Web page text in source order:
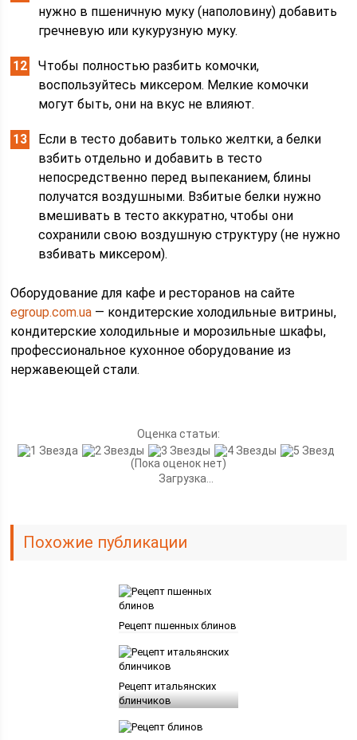
нужно в пшеничную муку (наполовину) добавить
гречневую или кукурузную муку.
Чтобы полностью разбить комочки,
воспользуйтесь миксером. Мелкие комочки
могут быть, они на вкус не влияют.
Если в тесто добавить только желтки, а белки
взбить отдельно и добавить в тесто
непосредственно перед выпеканием, блины
получатся воздушными. Взбитые белки нужно
вмешивать в тесто аккуратно, чтобы они
сохранили свою воздушную структуру (не нужно
взбивать миксером).
Оборудование для кафе и ресторанов на сайте
egroup.com.ua — кондитерские холодильные витрины,
кондитерские холодильные и морозильные шкафы,
профессиональное кухонное оборудование из
нержавеющей стали.
Оценка статьи:
(Пока оценок нет)
Загрузка...
Похожие публикации
Рецепт пшенных блинов
Рецепт итальянских
блинчиков